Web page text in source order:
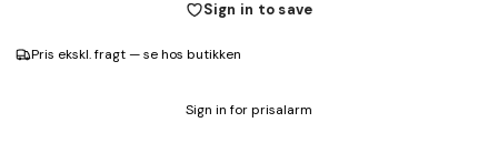
Sign in to save
Pris ekskl. fragt — se hos butikken
Sign in for prisalarm